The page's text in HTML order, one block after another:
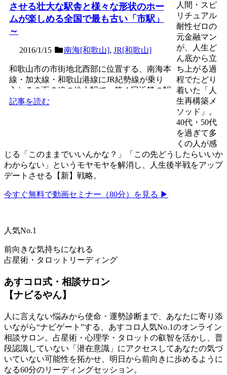
させる壮大な駅舎と様々な形状のホー
ムが楽しめる全国で最も古い「市駅」
～
2016/1/15 南海[和歌山], JR[和歌山]
和歌山市の市街地北西部に位置する、南海本
線・加太線・和歌山港線にJR紀勢線が乗り
入れる３面６線の地上駅で、第４回近畿の駅
百選認定駅。和歌山市...
記事を読む
人間・スピ
リチュアル
耐性ゼロの
元金融マン
が、人生ど
ん底から立
ち上がる過
程でたどり
着いた「人
生再構築メ
ソッド」。
40代・50代
を過ぎて多
くの人が感
じる「このままでいいんかな？」「この先どうしたらいいか
わからない」というモヤモヤを解消し、人生後半戦をアップ
デートさせる【新】戦略。
今すぐ無料で動画セミナー（80分）を見る ▶
人気No.1
前向きな気持ちになれる
占星術・タロットリーディング
あすコロ式・相談サロン
【ナビるやん】
人に言えない悩みから使命・運勢診断まで、あなたに寄り添
いながら“ナビゲート”する、あすコロ人気No.1のオンライン
相談サロン。占星術・心理学・タロットの叡智を活かし、普
段認識していない「潜在意識」にアクセスしてあなたの気づ
いていない可能性を拓かせ、明日から前向きに歩めるように
なる60分のリーディングセッション。